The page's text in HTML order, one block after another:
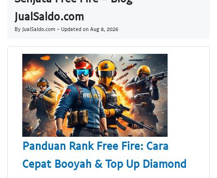
JualSaldo.com
By JualSaldo.com - Updated on Aug 8, 2026
Panduan Rank Free Fire: Cara
Cepat Booyah & Top Up Diamond